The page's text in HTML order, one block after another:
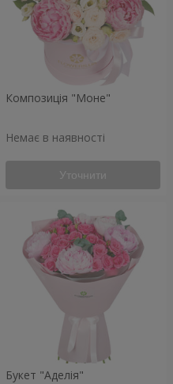
Композиція "Моне"
Немає в наявності
Уточнити
Букет "Аделія"